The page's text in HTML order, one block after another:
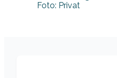
Foto: Privat